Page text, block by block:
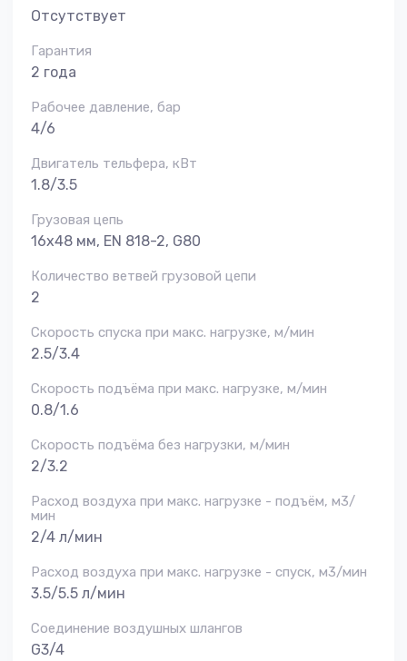
Отсутствует
Гарантия
2 года
Рабочее давление, бар
4/6
Двигатель тельфера, кВт
1.8/3.5
Грузовая цепь
16х48 мм, EN 818-2, G80
Количество ветвей грузовой цепи
2
Скорость спуска при макс. нагрузке, м/мин
2.5/3.4
Скорость подъёма при макс. нагрузке, м/мин
0.8/1.6
Скорость подъёма без нагрузки, м/мин
2/3.2
Расход воздуха при макс. нагрузке - подъём, м3/
мин
2/4 л/мин
Расход воздуха при макс. нагрузке - спуск, м3/мин
3.5/5.5 л/мин
Соединение воздушных шлангов
G3/4